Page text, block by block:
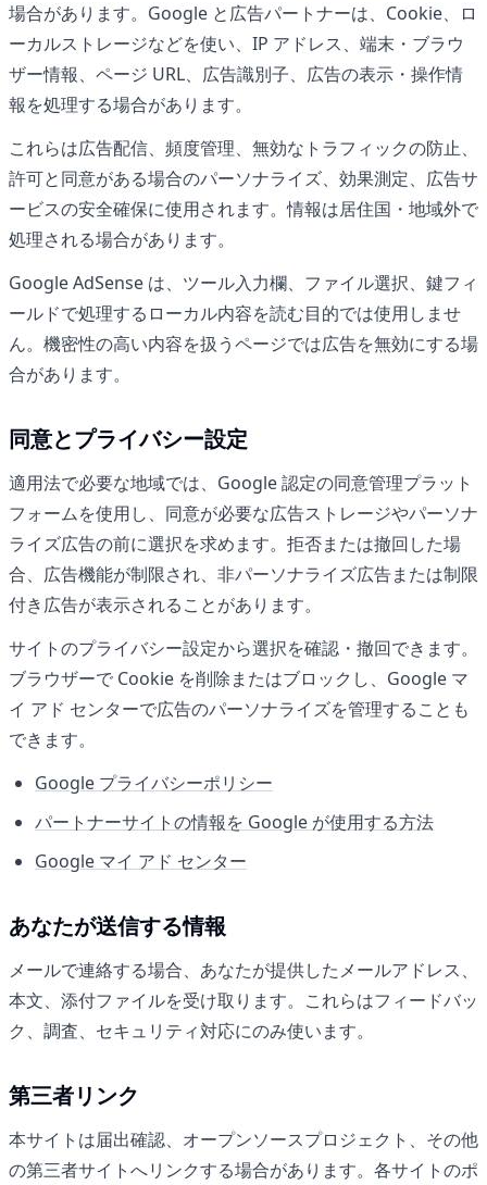
場合があります。Google と広告パートナーは、Cookie、ロ
ーカルストレージなどを使い、IP アドレス、端末・ブラウ
ザー情報、ページ URL、広告識別子、広告の表示・操作情
報を処理する場合があります。
これらは広告配信、頻度管理、無効なトラフィックの防止、
許可と同意がある場合のパーソナライズ、効果測定、広告サ
ービスの安全確保に使用されます。情報は居住国・地域外で
処理される場合があります。
Google AdSense は、ツール入力欄、ファイル選択、鍵フィ
ールドで処理するローカル内容を読む目的では使用しませ
ん。機密性の高い内容を扱うページでは広告を無効にする場
合があります。
同意とプライバシー設定
適用法で必要な地域では、Google 認定の同意管理プラット
フォームを使用し、同意が必要な広告ストレージやパーソナ
ライズ広告の前に選択を求めます。拒否または撤回した場
合、広告機能が制限され、非パーソナライズ広告または制限
付き広告が表示されることがあります。
サイトのプライバシー設定から選択を確認・撤回できます。
ブラウザーで Cookie を削除またはブロックし、Google マ
イ アド センターで広告のパーソナライズを管理することも
できます。
Google プライバシーポリシー
パートナーサイトの情報を Google が使用する方法
Google マイ アド センター
あなたが送信する情報
メールで連絡する場合、あなたが提供したメールアドレス、
本文、添付ファイルを受け取ります。これらはフィードバッ
ク、調査、セキュリティ対応にのみ使います。
第三者リンク
本サイトは届出確認、オープンソースプロジェクト、その他
の第三者サイトへリンクする場合があります。各サイトのポ